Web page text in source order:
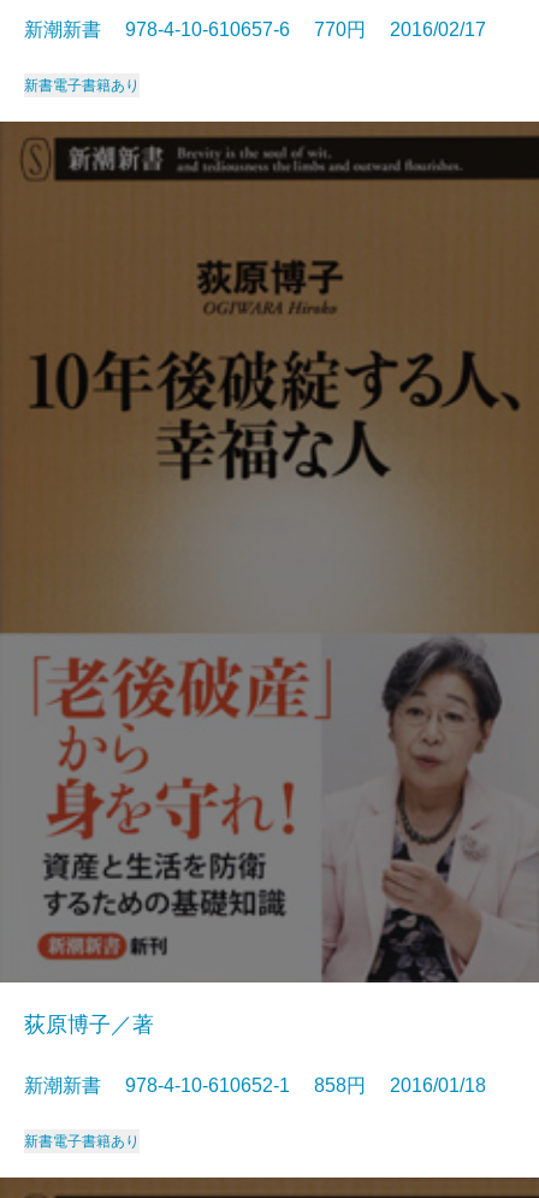
新潮新書 978-4-10-610657-6 770円 2016/02/17
新書電子書籍あり
荻原博子／著
新潮新書 978-4-10-610652-1 858円 2016/01/18
新書電子書籍あり